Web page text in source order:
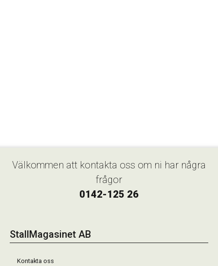
Välkommen att kontakta oss om ni har några
frågor
0142-125 26
StallMagasinet AB
Kontakta oss